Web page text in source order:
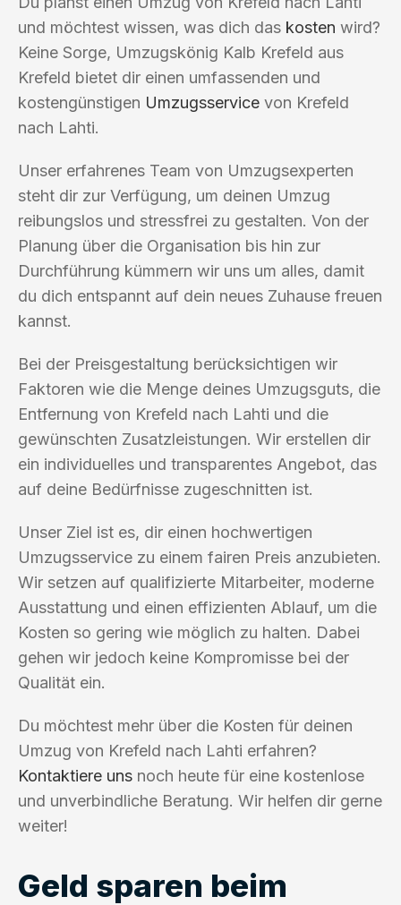
und möchtest wissen, was dich das kosten wird?
Keine Sorge, Umzugskönig Kalb Krefeld aus
Krefeld bietet dir einen umfassenden und
kostengünstigen Umzugsservice von Krefeld
nach Lahti.
Unser erfahrenes Team von Umzugsexperten
steht dir zur Verfügung, um deinen Umzug
reibungslos und stressfrei zu gestalten. Von der
Planung über die Organisation bis hin zur
Durchführung kümmern wir uns um alles, damit
du dich entspannt auf dein neues Zuhause freuen
kannst.
Bei der Preisgestaltung berücksichtigen wir
Faktoren wie die Menge deines Umzugsguts, die
Entfernung von Krefeld nach Lahti und die
gewünschten Zusatzleistungen. Wir erstellen dir
ein individuelles und transparentes Angebot, das
auf deine Bedürfnisse zugeschnitten ist.
Unser Ziel ist es, dir einen hochwertigen
Umzugsservice zu einem fairen Preis anzubieten.
Wir setzen auf qualifizierte Mitarbeiter, moderne
Ausstattung und einen effizienten Ablauf, um die
Kosten so gering wie möglich zu halten. Dabei
gehen wir jedoch keine Kompromisse bei der
Qualität ein.
Du möchtest mehr über die Kosten für deinen
Umzug von Krefeld nach Lahti erfahren?
Kontaktiere uns noch heute für eine kostenlose
und unverbindliche Beratung. Wir helfen dir gerne
weiter!
Geld sparen beim